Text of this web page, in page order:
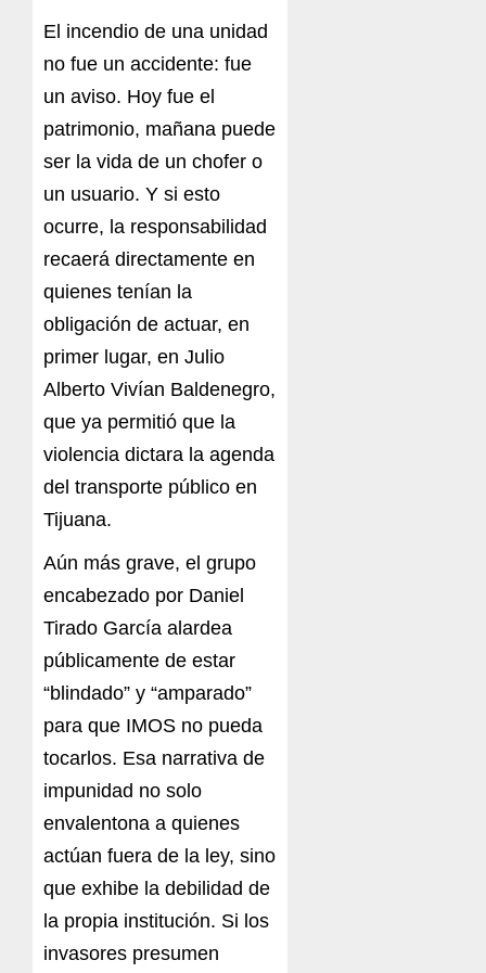
El incendio de una unidad
no fue un accidente: fue
un aviso. Hoy fue el
patrimonio, mañana puede
ser la vida de un chofer o
un usuario. Y si esto
ocurre, la responsabilidad
recaerá directamente en
quienes tenían la
obligación de actuar, en
primer lugar, en Julio
Alberto Vivían Baldenegro,
que ya permitió que la
violencia dictara la agenda
del transporte público en
Tijuana.
Aún más grave, el grupo
encabezado por Daniel
Tirado García alardea
públicamente de estar
“blindado” y “amparado”
para que IMOS no pueda
tocarlos. Esa narrativa de
impunidad no solo
envalentona a quienes
actúan fuera de la ley, sino
que exhibe la debilidad de
la propia institución. Si los
invasores presumen